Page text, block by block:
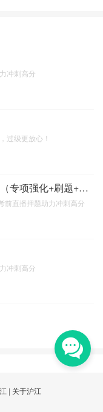
冲刺高分
过级更放心！
日语N3备考直通车（专项强化+刷题+直播押题）
前直播押题助力冲刺高分
冲刺高分
| 关于沪江